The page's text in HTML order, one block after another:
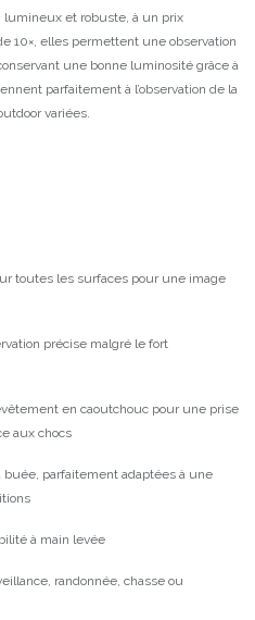
lumineux et robuste, à un prix
10×, elles permettent une observation
une bonne luminosité grâce à
parfaitement à l’observation de la
variées.
toutes les surfaces pour une image
précise malgré le fort
en caoutchouc pour une prise
aux chocs
buée, parfaitement adaptées à une
à main levée
randonnée, chasse ou